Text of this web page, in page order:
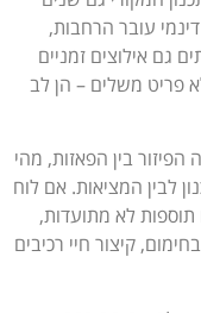
עובר הרחבות,
גם אילוצים זמניים
פריט משלים – הן לב
בין הפאזות, מהי
לבין המציאות. אם לוח
תוספות לא מתועדות,
קיצור חיי רכיבים